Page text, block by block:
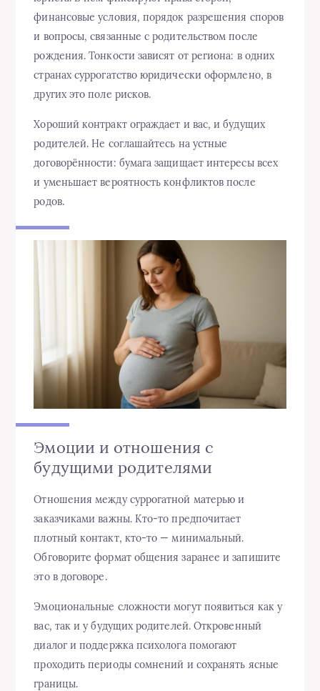
финансовые условия, порядок разрешения споров
и вопросы, связанные с родительством после
рождения. Тонкости зависят от региона: в одних
странах суррогатство юридически оформлено, в
других это поле рисков.
Хороший контракт ограждает и вас, и будущих
родителей. Не соглашайтесь на устные
договорённости: бумага защищает интересы всех
и уменьшает вероятность конфликтов после
родов.
Эмоции и отношения с
будущими родителями
Отношения между суррогатной матерью и
заказчиками важны. Кто-то предпочитает
плотный контакт, кто-то — минимальный.
Обговорите формат общения заранее и запишите
это в договоре.
Эмоциональные сложности могут появиться как у
вас, так и у будущих родителей. Откровенный
диалог и поддержка психолога помогают
проходить периоды сомнений и сохранять ясные
границы.